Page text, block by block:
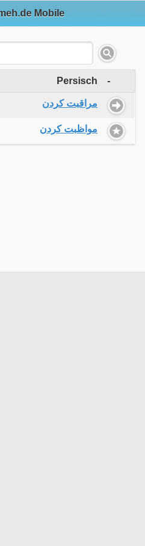
Mobile
Persisch -
مراقبت کردن
مواظبت کردن